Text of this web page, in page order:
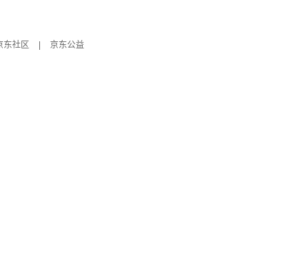
东社区
京东公益